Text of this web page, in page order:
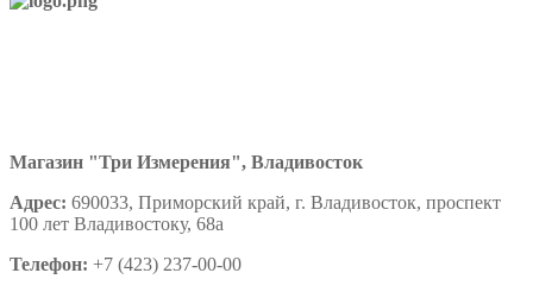
Магазин "Три Измерения", Владивосток
Адрес: 690033, Приморский край, г. Владивосток, проспект
100 лет Владивостоку, 68а
Телефон: +7 (423) 237-00-00